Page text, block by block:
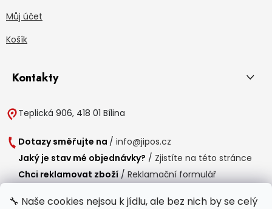
🔧 Naše cookies nejsou k jídlu, ale bez nich by se celý
Můj účet
Košík
Kontakty
Teplická 906, 418 01 Bílina
Dotazy směřujte na / info@jipos.cz
Jaký je stav mé objednávky? / Zjistíte na této stránce
Chci reklamovat zboží / Reklamační formulář